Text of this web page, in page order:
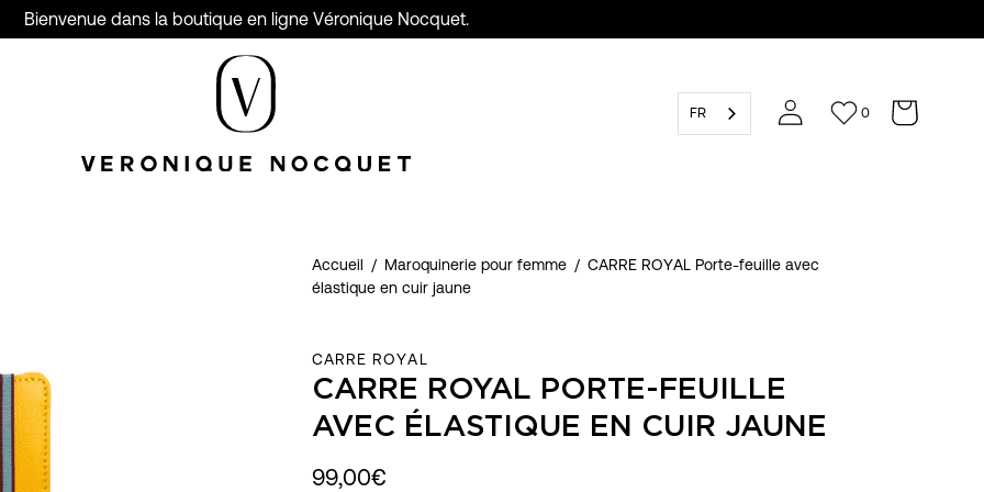
Bienvenue dans la boutique en ligne Véronique Nocquet.
FR 0
Accueil / Maroquinerie pour femme / CARRE ROYAL Porte-feuille avec
élastique en cuir jaune
CARRE ROYAL
CARRE ROYAL PORTE-FEUILLE
AVEC ÉLASTIQUE EN CUIR JAUNE
99,00€